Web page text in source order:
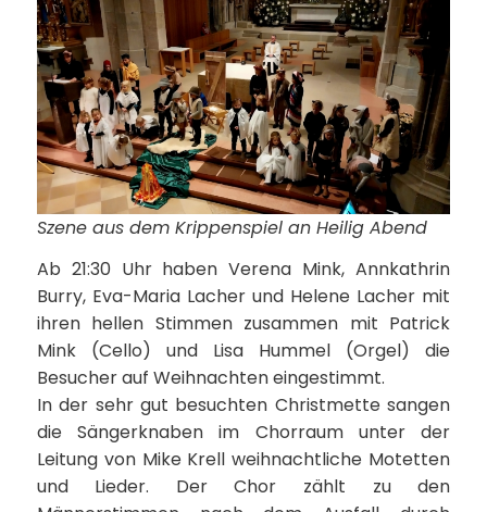
Szene aus dem Krippenspiel an Heilig Abend
Ab 21:30 Uhr haben Verena Mink, Annkathrin
Burry, Eva-Maria Lacher und Helene Lacher mit
ihren hellen Stimmen zusammen mit Patrick
Mink (Cello) und Lisa Hummel (Orgel) die
Besucher auf Weihnachten eingestimmt.
In der sehr gut besuchten Christmette sangen
die Sängerknaben im Chorraum unter der
Leitung von Mike Krell weihnachtliche Motetten
und Lieder. Der Chor zählt zu den